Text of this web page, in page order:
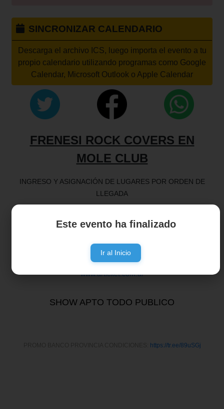
Este evento ha finalizado
Ir al Inicio
SINCRONIZAR CALENDARIO
Descarga el archivo ICS, luego importa el evento a tu
propio calendario utilizando programas como Google
Calendar, Microsoft Outlook o Apple Calendar
FRENESI ROCK COVERS EN
MOLE CLUB
INGRESO Y ASIGNACIÓN DE LUGARES POR ORDEN DE
LLEGADA
Av. Pedro Luro 3247 - Mar del Plata
www.articket.com.ar
SHOW APTO TODO PUBLICO
https://tr.ee/89uSGj